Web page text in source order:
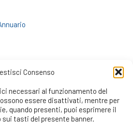
Consenso
necessari al funzionamento del
essere disattivati, mentre per
quando presenti, puoi esprimere il
tasti del presente banner.
Sales: L’Era dei Venditori da
Strategica di RetiCommerciali.it
Formativo e Motivazionale: Il